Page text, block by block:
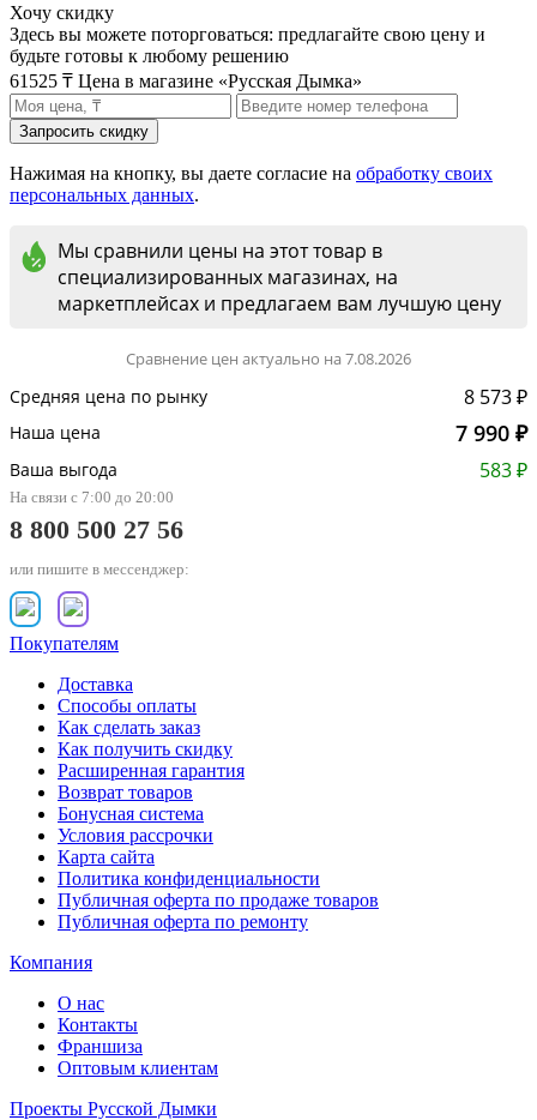
Хочу скидку
Здесь вы можете поторговаться: предлагайте свою цену и
будьте готовы к любому решению
61525 ₸ Цена в магазине «Русская Дымка»
Нажимая на кнопку, вы даете согласие на обработку своих
персональных данных.
Мы сравнили цены на этот товар в
специализированных магазинах, на
маркетплейсах и предлагаем вам лучшую цену
Сравнение цен актуально на 7.08.2026
Средняя цена по рынку 8 573 ₽
Наша цена 7 990 ₽
Ваша выгода 583 ₽
На связи с 7:00 до 20:00
8 800 500 27 56
или пишите в мессенджер:
Покупателям
Доставка
Способы оплаты
Как сделать заказ
Как получить скидку
Расширенная гарантия
Возврат товаров
Бонусная система
Условия рассрочки
Карта сайта
Политика конфиденциальности
Публичная оферта по продаже товаров
Публичная оферта по ремонту
Компания
О нас
Контакты
Франшиза
Оптовым клиентам
Проекты Русской Дымки